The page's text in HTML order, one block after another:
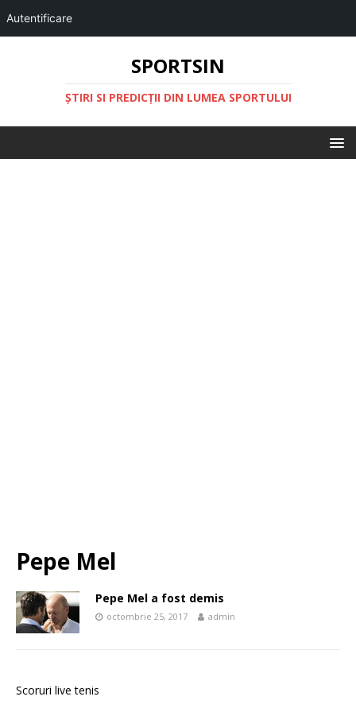
Autentificare
SPORTSIN
ŞTIRI SI PREDICŢII DIN LUMEA SPORTULUI
Pepe Mel
Pepe Mel a fost demis
octombrie 25, 2017 admin
Scoruri live tenis